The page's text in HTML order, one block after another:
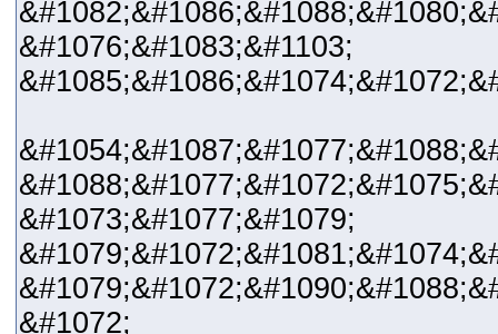
&#1076;&#1083;&#1103;
&#1073;&#1077;&#1079;
&#1072;